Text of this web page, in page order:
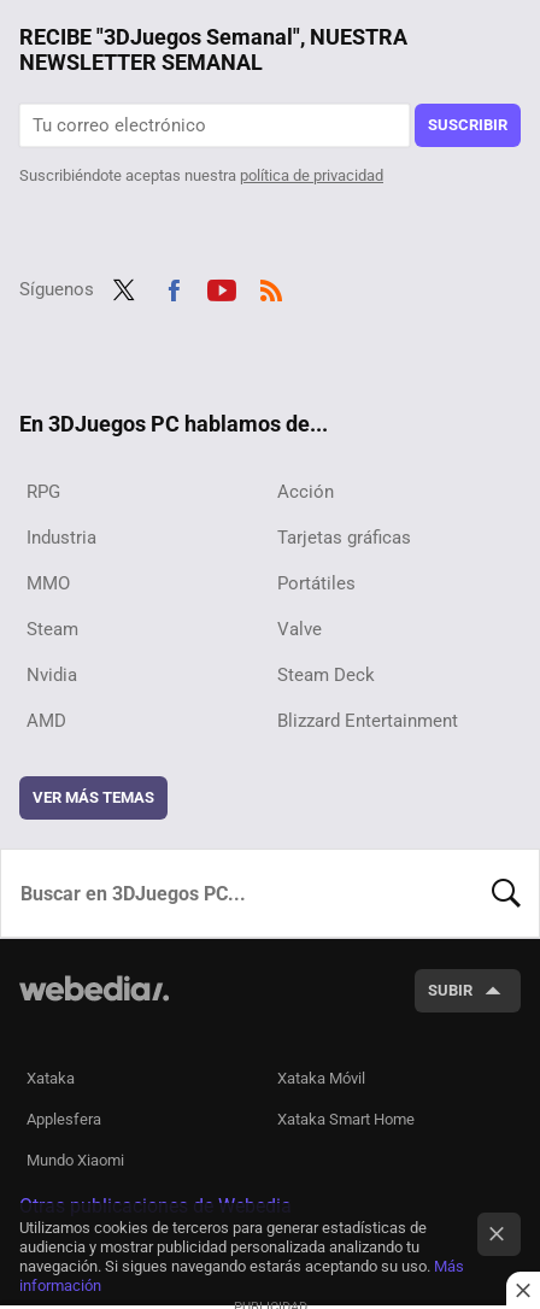
RECIBE "3DJuegos Semanal", NUESTRA
NEWSLETTER SEMANAL
SUSCRIBIR
Suscribiéndote aceptas nuestra política de privacidad
Síguenos
En 3DJuegos PC hablamos de...
RPG Acción
Industria Tarjetas gráficas
MMO Portátiles
Steam Valve
Nvidia Steam Deck
AMD Blizzard Entertainment
VER MÁS TEMAS
SUBIR
Xataka Xataka Móvil
Applesfera Xataka Smart Home
Mundo Xiaomi
Otras publicaciones de Webedia
Utilizamos cookies de terceros para generar estadísticas de
audiencia y mostrar publicidad personalizada analizando tu
navegación. Si sigues navegando estarás aceptando su uso. Más
información